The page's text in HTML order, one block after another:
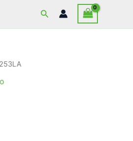
Buscar